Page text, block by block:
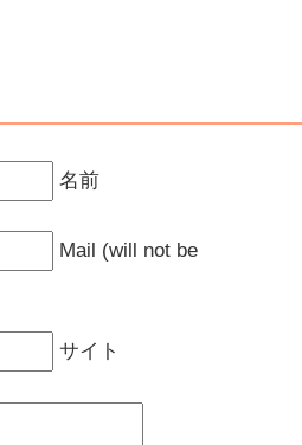
名前
Mail (will not be
サイト